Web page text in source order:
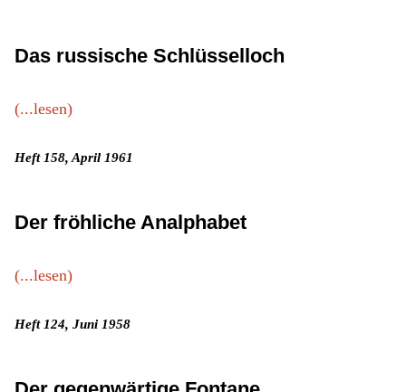
Das russische Schlüsselloch
(...lesen)
Heft 158, April 1961
Der fröhliche Analphabet
(...lesen)
Heft 124, Juni 1958